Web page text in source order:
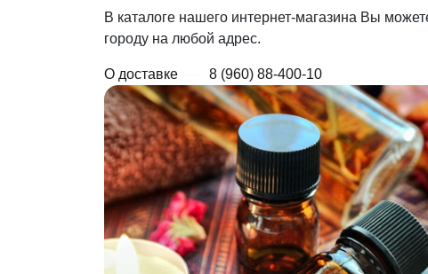
В каталоге нашего интернет-магазина Вы
городу на любой адрес.
О доставке 8 (960) 88-400-10